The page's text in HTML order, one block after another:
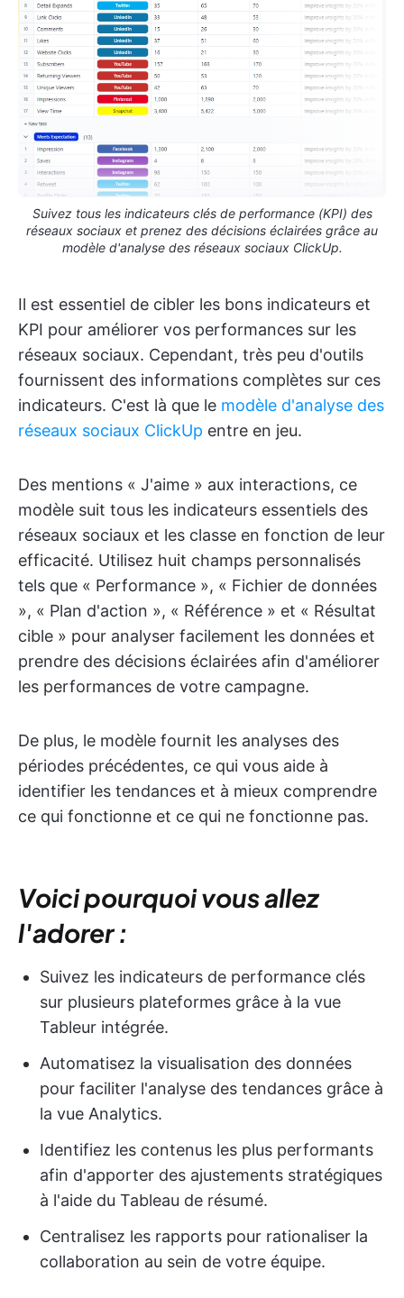
Suivez tous les indicateurs clés de performance (KPI) des
réseaux sociaux et prenez des décisions éclairées grâce au
modèle d'analyse des réseaux sociaux ClickUp.
Il est essentiel de cibler les bons indicateurs et
KPI pour améliorer vos performances sur les
réseaux sociaux. Cependant, très peu d'outils
fournissent des informations complètes sur ces
indicateurs. C'est là que le modèle d'analyse des
réseaux sociaux ClickUp entre en jeu.
Des mentions « J'aime » aux interactions, ce
modèle suit tous les indicateurs essentiels des
réseaux sociaux et les classe en fonction de leur
efficacité. Utilisez huit champs personnalisés
tels que « Performance », « Fichier de données
», « Plan d'action », « Référence » et « Résultat
cible » pour analyser facilement les données et
prendre des décisions éclairées afin d'améliorer
les performances de votre campagne.
De plus, le modèle fournit les analyses des
périodes précédentes, ce qui vous aide à
identifier les tendances et à mieux comprendre
ce qui fonctionne et ce qui ne fonctionne pas.
Voici pourquoi vous allez
l'adorer :
Suivez les indicateurs de performance clés
sur plusieurs plateformes grâce à la vue
Tableur intégrée.
Automatisez la visualisation des données
pour faciliter l'analyse des tendances grâce à
la vue Analytics.
Identifiez les contenus les plus performants
afin d'apporter des ajustements stratégiques
à l'aide du Tableau de résumé.
Centralisez les rapports pour rationaliser la
collaboration au sein de votre équipe.